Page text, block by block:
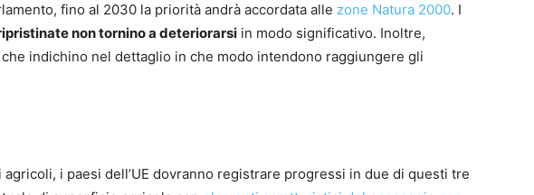
fino al 2030 la priorità andrà accordata alle zone Natura 2000. I
non tornino a deteriorarsi in modo significativo. Inoltre,
indichino nel dettaglio in che modo intendono raggiungere gli
i paesi dell’UE dovranno registrare progressi in due di questi tre